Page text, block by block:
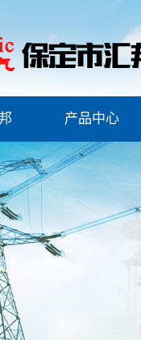
会和治
产品中心
安全工器具检测设备
安全工器具检测服务
高压试验类
物资检测试验装置